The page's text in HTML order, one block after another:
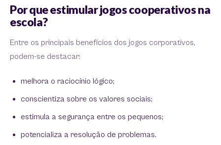
Por que estimular jogos cooperativos na
escola?
Entre os principais benefícios dos jogos corporativos,
podem-se destacar:
melhora o raciocínio lógico;
conscientiza sobre os valores sociais;
estimula a segurança entre os pequenos;
potencializa a resolução de problemas.